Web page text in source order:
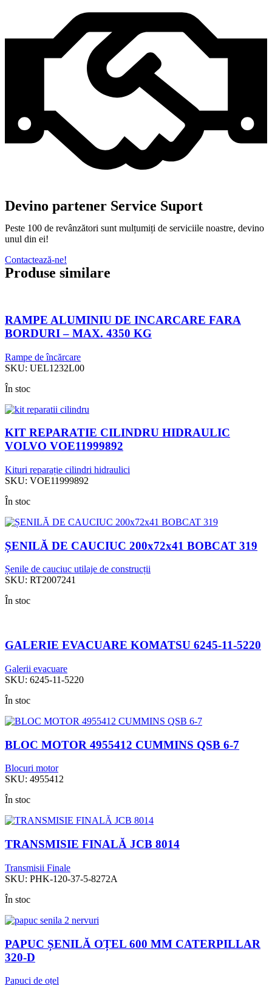
Devino partener Service Suport
Peste 100 de revânzători sunt mulțumiți de serviciile noastre, devino
unul din ei!
Contactează-ne!
Produse similare
RAMPE ALUMINIU DE INCARCARE FARA
BORDURI – MAX. 4350 KG
Rampe de încărcare
SKU: UEL1232L00
În stoc
KIT REPARATIE CILINDRU HIDRAULIC
VOLVO VOE11999892
Kituri reparație cilindri hidraulici
SKU: VOE11999892
În stoc
ȘENILĂ DE CAUCIUC 200x72x41 BOBCAT 319
Șenile de cauciuc utilaje de construcții
SKU: RT2007241
În stoc
GALERIE EVACUARE KOMATSU 6245-11-5220
Galerii evacuare
SKU: 6245-11-5220
În stoc
BLOC MOTOR 4955412 CUMMINS QSB 6-7
Blocuri motor
SKU: 4955412
În stoc
TRANSMISIE FINALĂ JCB 8014
Transmisii Finale
SKU: PHK-120-37-5-8272A
În stoc
PAPUC ȘENILĂ OȚEL 600 MM CATERPILLAR
320-D
Papuci de oțel